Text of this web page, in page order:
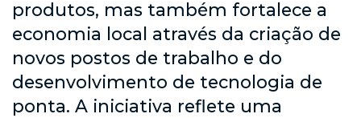
produtos, mas também fortalece a
economia local através da criação de
novos postos de trabalho e do
desenvolvimento de tecnologia de
ponta. A iniciativa reflete uma